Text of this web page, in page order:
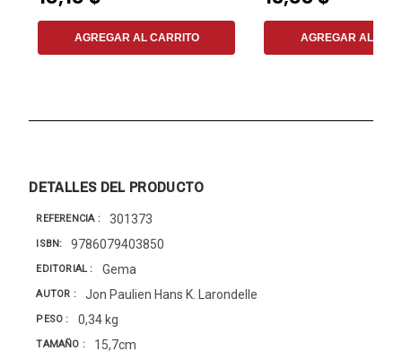
AGREGAR AL CARRITO AGREGAR AL
DETALLES DEL PRODUCTO
REFERENCIA 301373
ISBN 9786079403850
EDITORIAL Gema
AUTOR Jon Paulien Hans K. Larondelle
PESO 0,34 kg
TAMAÑO 15,7cm